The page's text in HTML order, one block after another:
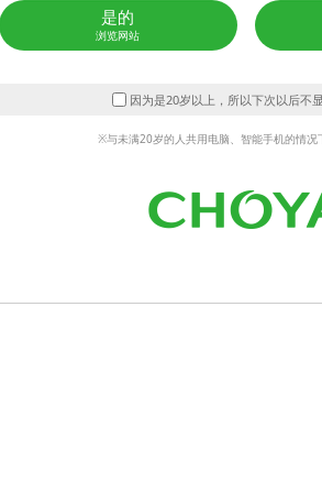
是的
浏览网站
因为是20岁以上，所以下次以后不
※与未满20岁的人共用电脑、智能手机的情况